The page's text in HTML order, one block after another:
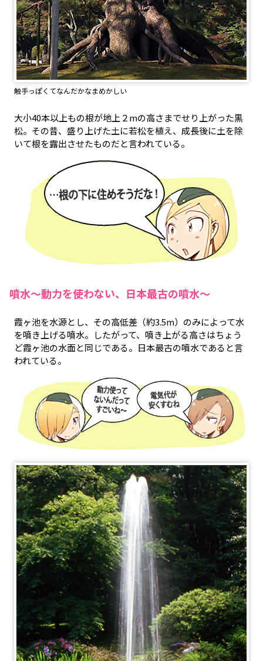
触手っぽくてなんだかなまめかしい
大小40本以上もの根が地上２mの高さまでせり上がった黒
松。その昔、盛り上げた土に若松を植え、成長後に土を除
いて根を露出させたものだと言われている。
噴水～動力を使わない、日本最古の噴水～
霞ヶ池を水源とし、その高低差（約3.5m）のみによって水
を噴き上げる噴水。したがって、噴き上がる高さはちょう
ど霞ヶ池の水面と同じである。日本最古の噴水であると言
われている。